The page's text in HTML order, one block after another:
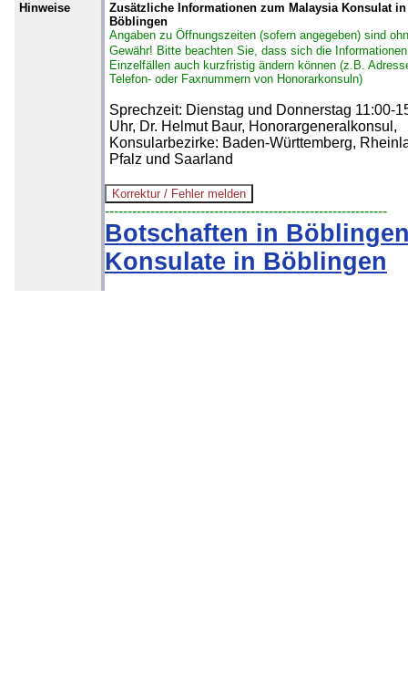
Hinweise
Zusätzliche Informationen zum Malaysia Konsulat in
Böblingen
Angaben zu Öffnungszeiten (sofern angegeben) sind
Gewähr! Bitte beachten Sie, dass sich die
Einzelfällen auch kurzfristig ändern können (z.B.
Telefon- oder Faxnummern von Honorarkonsuln)
Sprechzeit: Dienstag und Donnerstag 11:00-
Uhr, Dr. Helmut Baur, Honorargeneralkonsul,
Konsularbezirke: Baden-Württemberg,
Pfalz und Saarland
--------------------------------------------------------------
Botschaften in
Konsulate in Böblingen